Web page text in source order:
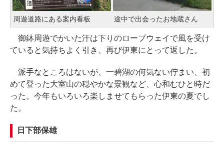
周遊道路にある案内看板 途中で出会ったお地蔵さん
御鉢周遊でかいた汗は下りのロープウェイで風を受け
ていると気持ちよく引き、再び伊東にとって返した。
派手なところはないが、一碧湖の何気ない佇まい、初
めて登った大室山の穏やかな景観など、心和むひと時だ
った。今年もいろいろ楽しませてもらった伊東の夏でし
た。
日下部保雄